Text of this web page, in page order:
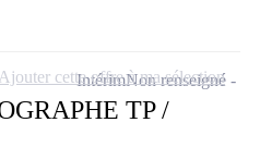
TP /
IntérimNon renseigné
Ajouter cette offre à ma sélection